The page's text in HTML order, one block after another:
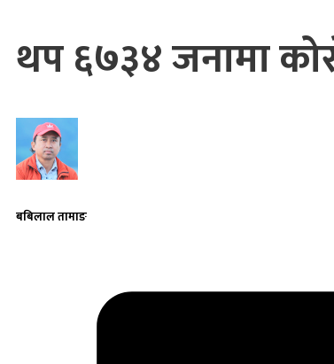
थप ६७३४ जनामा
बबिलाल तामाङ